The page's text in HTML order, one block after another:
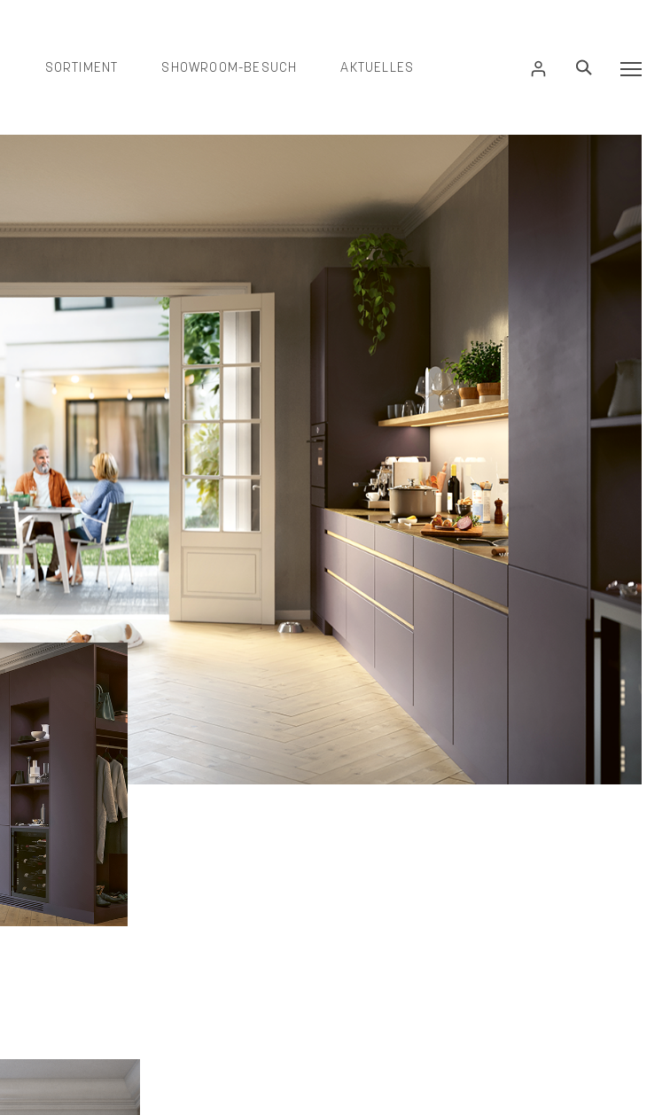
SORTIMENT SHOWROOM-BESUCH AKTUELLES